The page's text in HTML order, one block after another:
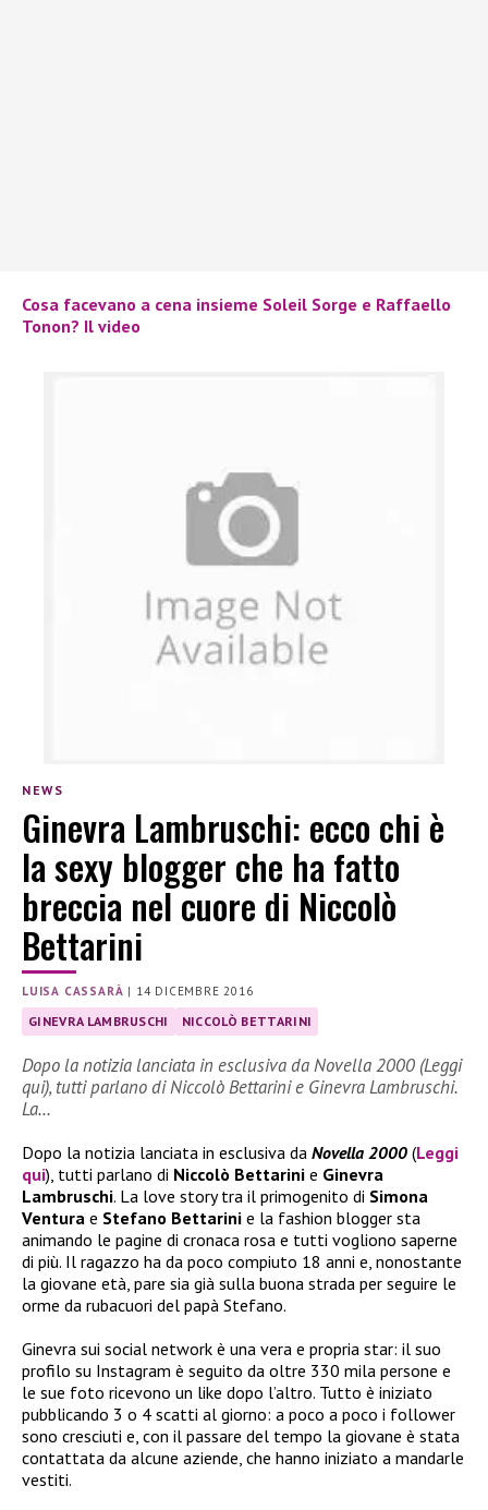
Cosa facevano a cena insieme Soleil Sorge e Raffaello
Tonon? Il video
NEWS
Ginevra Lambruschi: ecco chi è
la sexy blogger che ha fatto
breccia nel cuore di Niccolò
Bettarini
LUISA CASSARÀ | 14 DICEMBRE 2016
GINEVRA LAMBRUSCHI NICCOLÒ BETTARINI
Dopo la notizia lanciata in esclusiva da Novella 2000 (Leggi
qui), tutti parlano di Niccolò Bettarini e Ginevra Lambruschi.
La…
Dopo la notizia lanciata in esclusiva da Novella 2000 (Leggi
qui), tutti parlano di Niccolò Bettarini e Ginevra
Lambruschi. La love story tra il primogenito di Simona
Ventura e Stefano Bettarini e la fashion blogger sta
animando le pagine di cronaca rosa e tutti vogliono saperne
di più. Il ragazzo ha da poco compiuto 18 anni e, nonostante
la giovane età, pare sia già sulla buona strada per seguire le
orme da rubacuori del papà Stefano.
Ginevra sui social network è una vera e propria star: il suo
profilo su Instagram è seguito da oltre 330 mila persone e
le sue foto ricevono un like dopo l’altro. Tutto è iniziato
pubblicando 3 o 4 scatti al giorno: a poco a poco i follower
sono cresciuti e, con il passare del tempo la giovane è stata
contattata da alcune aziende, che hanno iniziato a mandarle
vestiti.